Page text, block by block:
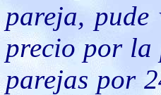
pareja,
precio por la
parejas por